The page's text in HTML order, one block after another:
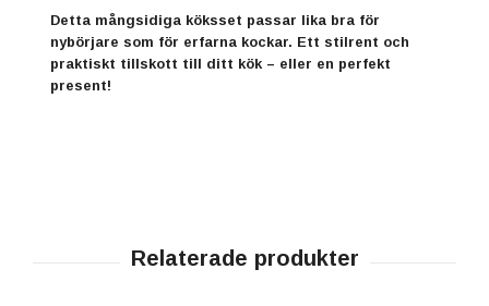
Detta mångsidiga köksset passar lika bra för
nybörjare som för erfarna kockar. Ett stilrent och
praktiskt tillskott till ditt kök – eller en perfekt
present!